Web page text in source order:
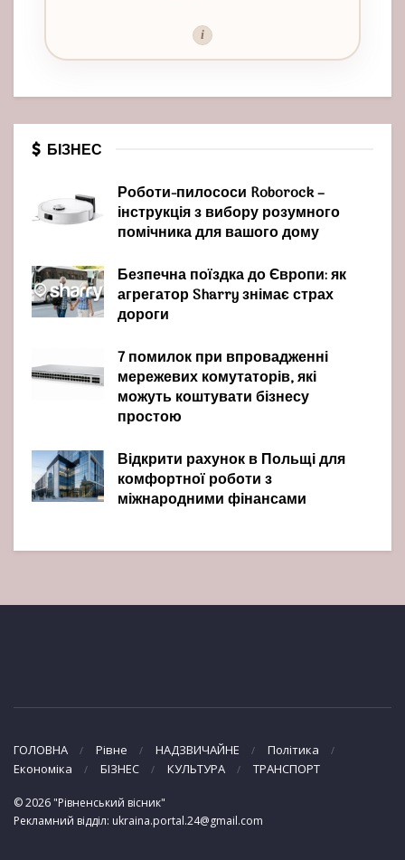
i
БІЗНЕС
Роботи-пилососи Roborock –
інструкція з вибору розумного
помічника для вашого дому
Безпечна поїздка до Європи: як
агрегатор Sharry знімає страх
дороги
7 помилок при впровадженні
мережевих комутаторів, які
можуть коштувати бізнесу
простою
Відкрити рахунок в Польщі для
комфортної роботи з
міжнародними фінансами
ГОЛОВНА Рівне НАДЗВИЧАЙНЕ
Політика
Економіка
БІЗНЕС КУЛЬТУРА ТРАНСПОРТ
© 2026 "Рівненський вісник"
Рекламний відділ: ukraina.portal.24@gmail.com